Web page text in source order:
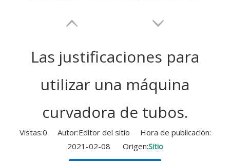
Control del plc de las barras de la dobladora de tubos de aluminio del CNC
Las justificaciones para
utilizar una máquina
curvadora de tubos.
Vistas:0 Autor:Editor del sitio Hora de publicación:
2021-02-08 Origen:Sitio